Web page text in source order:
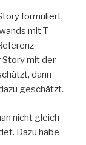
formuliert,
mit T-
Story mit der
dann
geschätzt.
nicht gleich
Dazu habe